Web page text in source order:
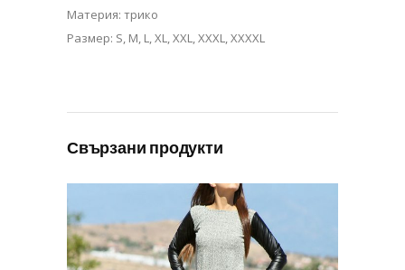
Материя: трико
Размер: S, M, L, XL, XXL, XXXL, XXXXL
Свързани продукти